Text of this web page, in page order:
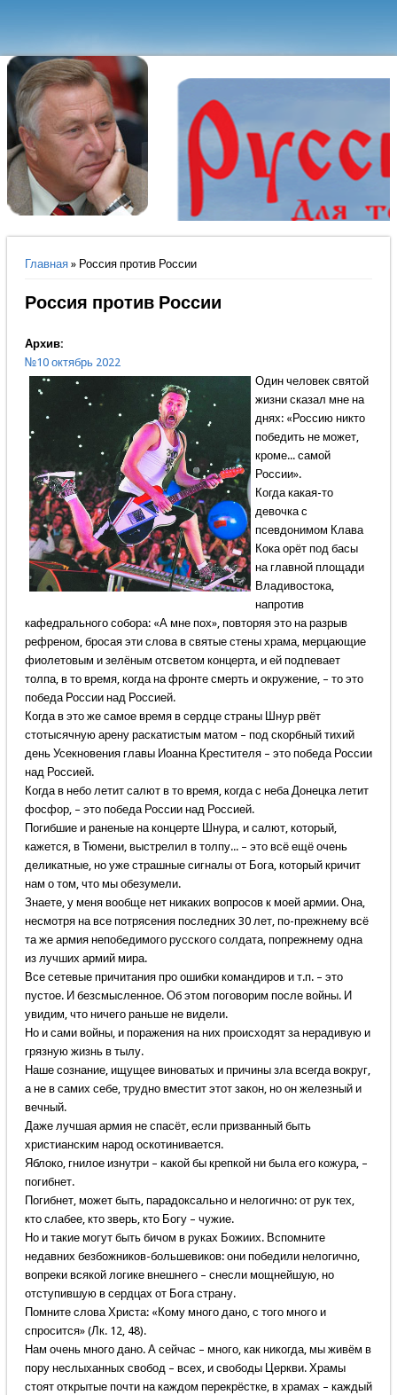
Вы здесь
Главная» Россия против России
Россия против России
Архив:
№10 октябрь 2022
Один человек святой
жизни сказал мне на
днях: «Россию никто
победить не может,
кроме... самой
России».
Когда какая-то
девочка с
псевдонимом Клава
Кока орёт под басы
на главной площади
Владивостока,
напротив
кафедрального собора: «А мне пох», повторяя это на разрыв
рефреном, бросая эти слова в святые стены храма, мерцающие
фиолетовым и зелёным отсветом концерта, и ей подпевает
толпа, в то время, когда на фронте смерть и окружение, – то это
победа России над Россией.
Когда в это же самое время в сердце страны Шнур рвёт
стотысячную арену раскатистым матом – под скорбный тихий
день Усекновения главы Иоанна Крестителя – это победа России
над Россией.
Когда в небо летит салют в то время, когда с неба Донецка летит
фосфор, – это победа России над Россией.
Погибшие и раненые на концерте Шнура, и салют, который,
кажется, в Тюмени, выстрелил в толпу... – это всё ещё очень
деликатные, но уже страшные сигналы от Бога, который кричит
нам о том, что мы обезумели.
Знаете, у меня вообще нет никаких вопросов к моей армии. Она,
несмотря на все потрясения последних 30 лет, по-прежнему всё
та же армия непобедимого русского солдата, попрежнему одна
из лучших армий мира.
Все сетевые причитания про ошибки командиров и т.п. – это
пустое. И безсмысленное. Об этом поговорим после войны. И
увидим, что ничего раньше не видели.
Но и сами войны, и поражения на них происходят за нерадивую и
грязную жизнь в тылу.
Наше сознание, ищущее виноватых и причины зла всегда вокруг,
а не в самих себе, трудно вместит этот закон, но он железный и
вечный.
Даже лучшая армия не спасёт, если призванный быть
христианским народ оскотинивается.
Яблоко, гнилое изнутри – какой бы крепкой ни была его кожура, –
погибнет.
Погибнет, может быть, парадоксально и нелогично: от рук тех,
кто слабее, кто зверь, кто Богу – чужие.
Но и такие могут быть бичом в руках Божиих. Вспомните
недавних безбожников-большевиков: они победили нелогично,
вопреки всякой логике внешнего – снесли мощнейшую, но
отступившую в сердцах от Бога страну.
Помните слова Христа: «Кому много дано, с того много и
спросится» (Лк. 12, 48).
Нам очень много дано. А сейчас – много, как никогда, мы живём в
пору неслыханных свобод – всех, и свободы Церкви. Храмы
стоят открытые почти на каждом перекрёстке, в храмах – каждый